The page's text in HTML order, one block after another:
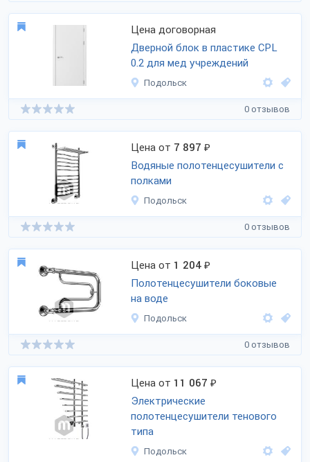
Цена договорная
Дверной блок в пластике CPL
0.2 для мед учреждений
Подольск
0 отзывов
Цена от 7 897 ₽
Водяные полотенцесушители с
полками
Подольск
0 отзывов
Цена от 1 204 ₽
Полотенцесушители боковые
на воде
Подольск
0 отзывов
Цена от 11 067 ₽
Электрические
полотенцесушители тенового
типа
Подольск